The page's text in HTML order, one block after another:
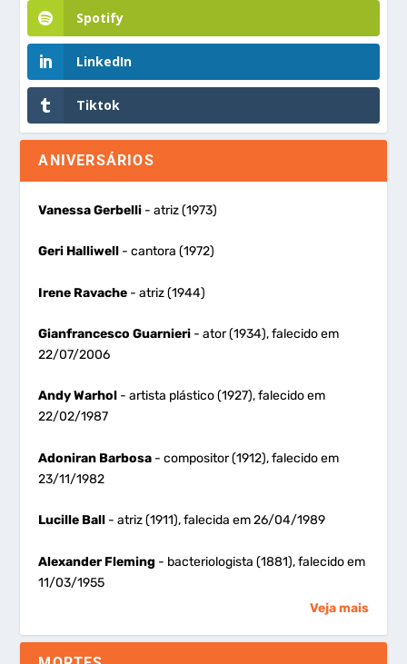
Spotify
LinkedIn
Tiktok
ANIVERSÁRIOS
Vanessa Gerbelli - atriz (1973)
Geri Halliwell - cantora (1972)
Irene Ravache - atriz (1944)
Gianfrancesco Guarnieri - ator (1934), falecido em
22/07/2006
Andy Warhol - artista plástico (1927), falecido em
22/02/1987
Adoniran Barbosa - compositor (1912), falecido em
23/11/1982
Lucille Ball - atriz (1911), falecida em 26/04/1989
Alexander Fleming - bacteriologista (1881), falecido em
11/03/1955
Veja mais